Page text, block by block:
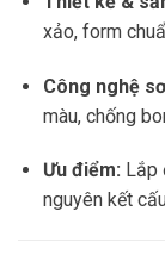
xảo, form
Công nghệ
màu, chống
Ưu điểm: Lắp
nguyên kết